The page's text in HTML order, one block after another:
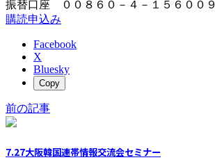
振替口座 ００８６０－４－１５６０
購読申込み
Facebook
X
Bluesky
Copy
前の記事
7.27大阪韓国連帯情報交流会セミナー